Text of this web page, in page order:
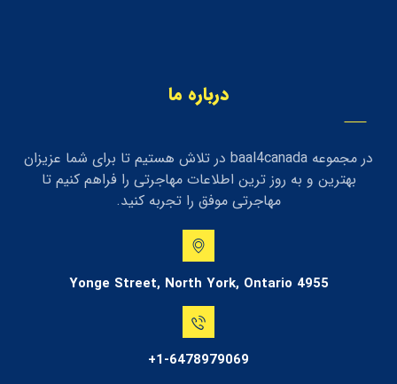
درباره ما
در مجموعه baal4canada در تلاش هستیم تا برای شما عزیزان
بهترین و به روز ترین اطلاعات مهاجرتی را فراهم کنیم تا
مهاجرتی موفق را تجربه کنید.
4955 Yonge Street, North York, Ontario
1-6478979069+